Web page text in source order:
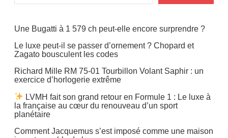
Une Bugatti à 1 579 ch peut-elle encore surprendre ?
Le luxe peut-il se passer d’ornement ? Chopard et
Zagato bousculent les codes
Richard Mille RM 75-01 Tourbillon Volant Saphir : un
exercice d’horlogerie extrême
LVMH fait son grand retour en Formule 1 : Le luxe à
la française au cœur du renouveau d’un sport
planétaire
Comment Jacquemus s’est imposé comme une maison